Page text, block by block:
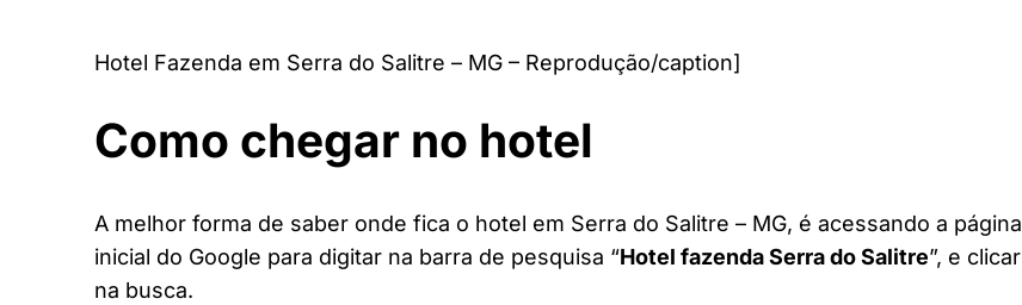
Hotel Fazenda em Serra do Salitre – MG – Reprodução/caption]
Como chegar no hotel
A melhor forma de saber onde fica o hotel em Serra do Salitre – MG, é acessando a página
inicial do Google para digitar na barra de pesquisa “Hotel fazenda Serra do Salitre”, e clicar
na busca.